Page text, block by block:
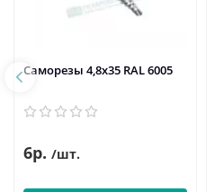
Саморезы 4,8х35 RAL 6005
6р. /шт.